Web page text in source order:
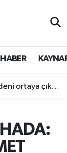
teklifleri geri çevirdi